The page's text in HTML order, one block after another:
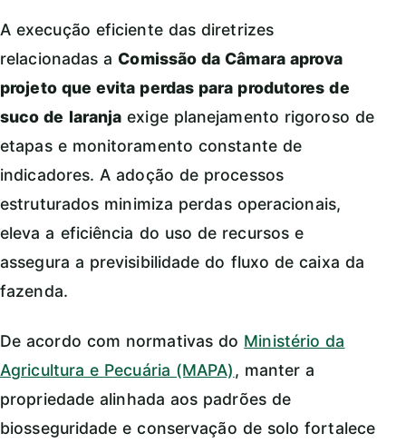
A execução eficiente das diretrizes
relacionadas aComissão da Câmara aprova
projeto que evita perdas para produtores de
suco de laranja exige planejamento rigoroso de
etapas e monitoramento constante de
indicadores. A adoção de processos
estruturados minimiza perdas operacionais,
eleva a eficiência do uso de recursos e
assegura a previsibilidade do fluxo de caixa da
fazenda.
De acordo com normativas do Ministério da
Agricultura e Pecuária (MAPA), manter a
propriedade alinhada aos padrões de
biosseguridade e conservação de solo fortalece